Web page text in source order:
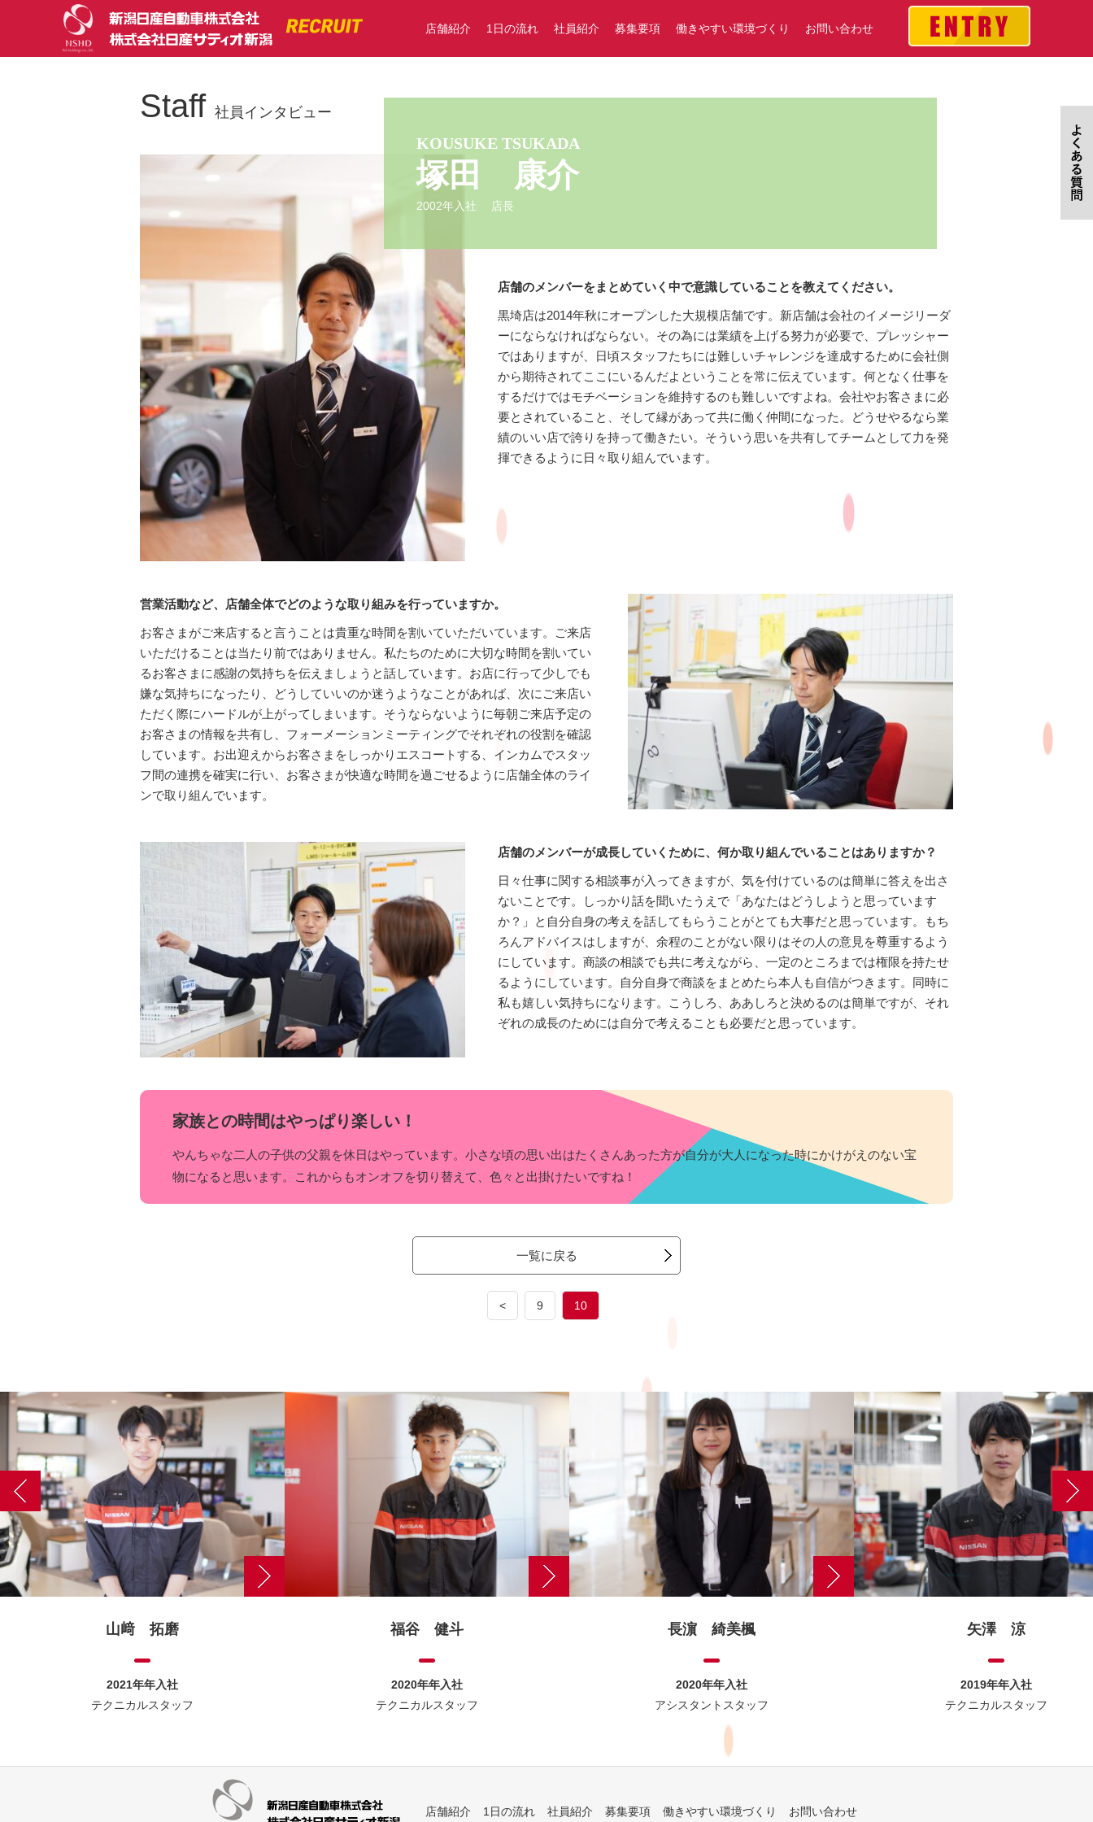
店舗紹介 1日の流れ 社員紹介 募集要項 働きやすい環境づくり お問い合わせ
Staff 社員インタビュー
KOUSUKE TSUKADA
塚田 康介
2002年入社 店長
店舗のメンバーをまとめていく中で意識していることを教えてください。
黒埼店は2014年秋にオープンした大規模店舗です。新店舗は会社のイメージリーダ
ーにならなければならない。その為には業績を上げる努力が必要で、プレッシャー
ではありますが、日頃スタッフたちには難しいチャレンジを達成するために会社側
から期待されてここにいるんだよということを常に伝えています。何となく仕事を
するだけではモチベーションを維持するのも難しいですよね。会社やお客さまに必
要とされていること、そして縁があって共に働く仲間になった。どうせやるなら業
績のいい店で誇りを持って働きたい。そういう思いを共有してチームとして力を発
揮できるように日々取り組んでいます。
営業活動など、店舗全体でどのような取り組みを行っていますか。
お客さまがご来店すると言うことは貴重な時間を割いていただいています。ご来店
いただけることは当たり前ではありません。私たちのために大切な時間を割いてい
るお客さまに感謝の気持ちを伝えましょうと話しています。お店に行って少しでも
嫌な気持ちになったり、どうしていいのか迷うようなことがあれば、次にご来店い
ただく際にハードルが上がってしまいます。そうならないように毎朝ご来店予定の
お客さまの情報を共有し、フォーメーションミーティングでそれぞれの役割を確認
しています。お出迎えからお客さまをしっかりエスコートする、インカムでスタッ
フ間の連携を確実に行い、お客さまが快適な時間を過ごせるように店舗全体のライ
ンで取り組んでいます。
店舗のメンバーが成長していくために、何か取り組んでいることはありますか？
日々仕事に関する相談事が入ってきますが、気を付けているのは簡単に答えを出さ
ないことです。しっかり話を聞いたうえで「あなたはどうしようと思っています
か？」と自分自身の考えを話してもらうことがとても大事だと思っています。もち
ろんアドバイスはしますが、余程のことがない限りはその人の意見を尊重するよう
にしています。商談の相談でも共に考えながら、一定のところまでは権限を持たせ
るようにしています。自分自身で商談をまとめたら本人も自信がつきます。同時に
私も嬉しい気持ちになります。こうしろ、ああしろと決めるのは簡単ですが、それ
ぞれの成長のためには自分で考えることも必要だと思っています。
家族との時間はやっぱり楽しい！
やんちゃな二人の子供の父親を休日はやっています。小さな頃の思い出はたくさんあった方が自分が大人になった時にかけがえのない宝
物になると思います。これからもオンオフを切り替えて、色々と出掛けたいですね！
一覧に戻る
< 9 10
山﨑 拓磨
2021年年入社
テクニカルスタッフ
福谷 健斗
2020年年入社
テクニカルスタッフ
長濵 綺美楓
2020年年入社
アシスタントスタッフ
矢澤 涼
2019年年入社
テクニカルスタッフ
店舗紹介 1日の流れ 社員紹介 募集要項 働きやすい環境づくり お問い合わせ